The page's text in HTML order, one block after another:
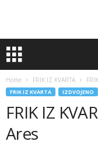
Home FRIK IZ KVARTA
FRIK IZ KVARTA IZDVOJENO
FRIK IZ
Ares